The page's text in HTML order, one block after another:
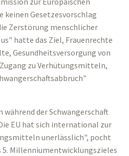
Gesetzesvorschlag
Zerstörung menschlicher
hatte das Ziel, Frauenrechte
Gesundheitsversorgung von
zu Verhütungsmitteln,
der Schwangerschaft
EU hat sich international zur
unerlässlich", pocht
5. Millenniumentwicklungszieles